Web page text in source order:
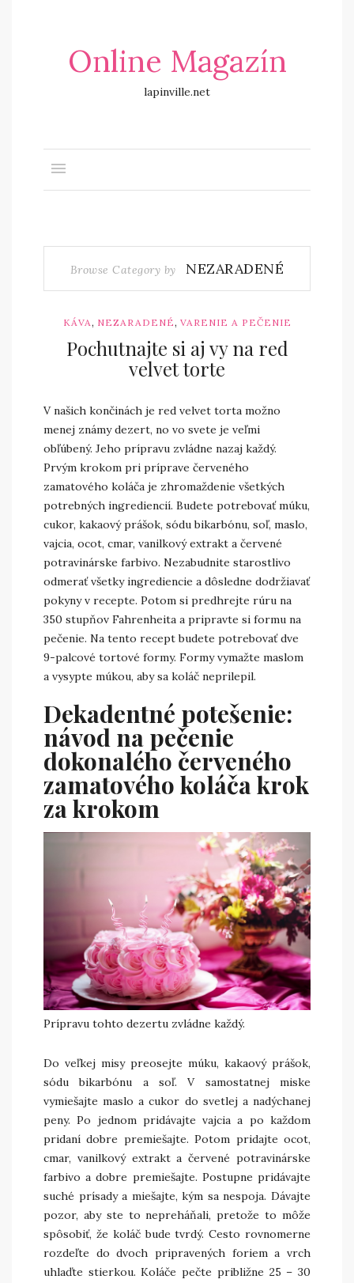
Online Magazín
lapinville.net
Browse Category by NEZARADENÉ
KÁVA, NEZARADENÉ, VARENIE A PEČENIE
Pochutnajte si aj vy na red
velvet torte
V našich končinách je red velvet torta možno
menej známy dezert, no vo svete je veľmi
obľúbený. Jeho prípravu zvládne nazaj každý.
Prvým krokom pri príprave červeného
zamatového koláča je zhromaždenie všetkých
potrebných ingrediencií. Budete potrebovať múku,
cukor, kakaový prášok, sódu bikarbónu, soľ, maslo,
vajcia, ocot, cmar, vanilkový extrakt a červené
potravinárske farbivo. Nezabudnite starostlivo
odmerať všetky ingrediencie a dôsledne dodržiavať
pokyny v recepte. Potom si predhrejte rúru na
350 stupňov Fahrenheita a pripravte si formu na
pečenie. Na tento recept budete potrebovať dve
9-palcové tortové formy. Formy vymažte maslom
a vysypte múkou, aby sa koláč neprilepil.
Dekadentné potešenie:
návod na pečenie
dokonalého červeného
zamatového koláča krok
za krokom
Prípravu tohto dezertu zvládne každý.
Do veľkej misy preosejte múku, kakaový prášok,
sódu bikarbónu a soľ. V samostatnej miske
vymiešajte maslo a cukor do svetlej a nadýchanej
peny. Po jednom pridávajte vajcia a po každom
pridaní dobre premiešajte. Potom pridajte ocot,
cmar, vanilkový extrakt a červené potravinárske
farbivo a dobre premiešajte. Postupne pridávajte
suché prísady a miešajte, kým sa nespoja. Dávajte
pozor, aby ste to nepreháňali, pretože to môže
spôsobiť, že koláč bude tvrdý. Cesto rovnomerne
rozdeľte do dvoch pripravených foriem a vrch
uhlaďte stierkou. Koláče pečte približne 25 – 30